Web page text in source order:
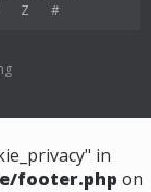
Z #
in
footer.php on